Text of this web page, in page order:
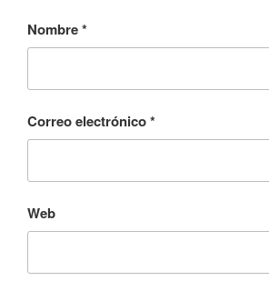
Nombre*
Correo electrónico*
Web